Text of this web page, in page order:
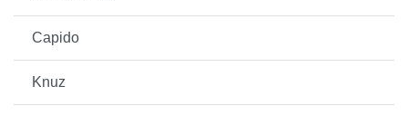
Capido
Knuz